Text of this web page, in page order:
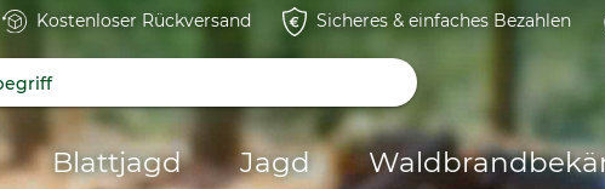
Kostenloser Rückversand Sicheres & einfaches Bezahlen
Blattjagd Jagd